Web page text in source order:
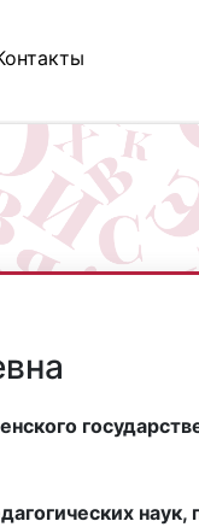
наук,